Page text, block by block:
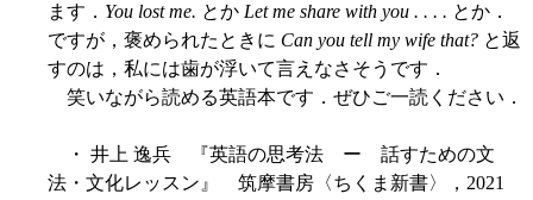
ます． You lost me. とか Let me share with you . . . . とか．
ですが，褒められたときに Can you tell my wife that? と返
すのは，私には歯が浮いて言えなさそうです．
笑いながら読める英語本です．ぜひご一読ください．
・ 井上 逸兵 『英語の思考法 ー 話すための文
法・文化レッスン』 筑摩書房〈ちくま新書〉，2021